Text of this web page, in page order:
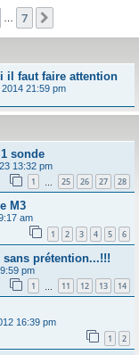
c
7
il faut faire attention
21:59 pm
sonde
13:32 pm
1 25 26 27 28
M3
am
1 2 3 4 5 6
sans prétention...!!!
pm
1 11 12 13 14
16:39 pm
1 2